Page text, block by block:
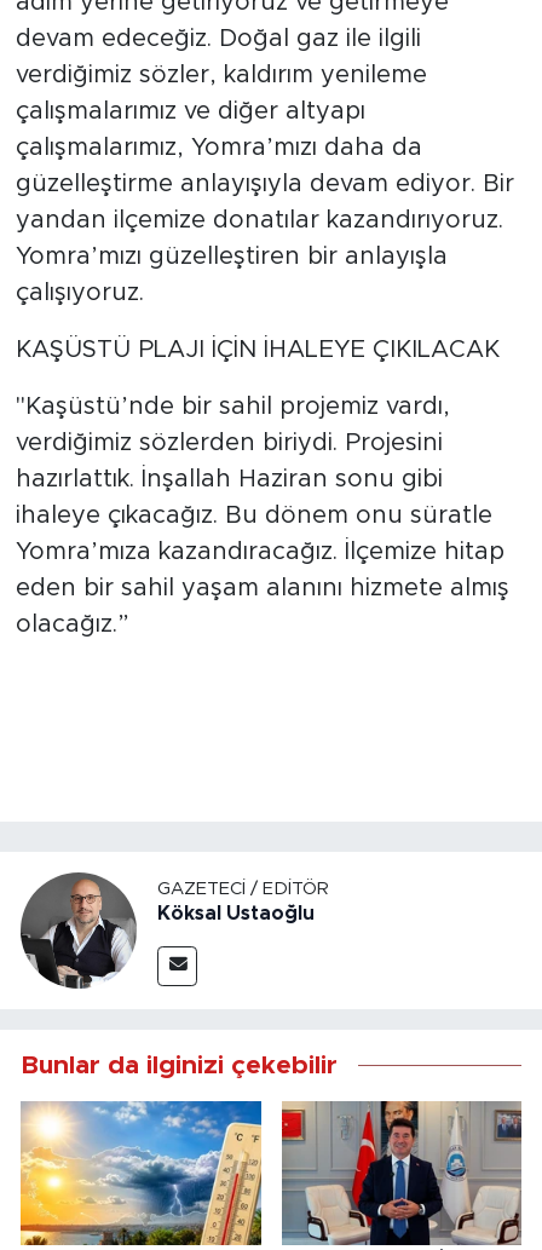
devam edeceğiz. Doğal gaz ile ilgili
verdiğimiz sözler, kaldırım yenileme
çalışmalarımız ve diğer altyapı
çalışmalarımız, Yomra’mızı daha da
güzelleştirme anlayışıyla devam ediyor. Bir
yandan ilçemize donatılar kazandırıyoruz.
Yomra’mızı güzelleştiren bir anlayışla
çalışıyoruz.
KAŞÜSTÜ PLAJI İÇİN İHALEYE ÇIKILACAK
"Kaşüstü’nde bir sahil projemiz vardı,
verdiğimiz sözlerden biriydi. Projesini
hazırlattık. İnşallah Haziran sonu gibi
ihaleye çıkacağız. Bu dönem onu süratle
Yomra’mıza kazandıracağız. İlçemize hitap
eden bir sahil yaşam alanını hizmete almış
olacağız.”
GAZETECI / EDITÖR
Köksal Ustaoğlu
Bunlar da ilginizi çekebilir